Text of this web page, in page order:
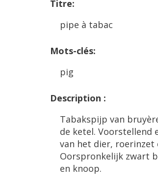
Titre:
pipe à tabac
Mots-clés:
pig
Description :
Tabakspijp van bruyè
de ketel. Voorstellend
van het dier, roerinzet
Oorspronkelijk zwart
en knoop.